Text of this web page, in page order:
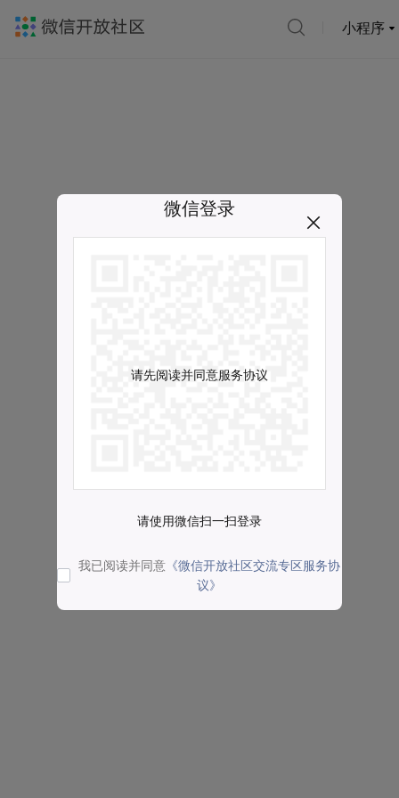
小程序
微信登录
请先阅读并同意服务协议
请使用微信扫一扫登录
我已阅读并同意 《微信开放社区交流专区服务协
议》